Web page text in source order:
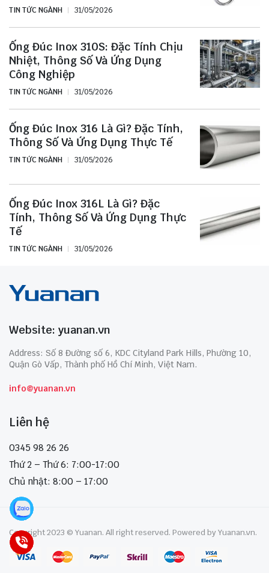
TIN TỨC NGÀNH 31/05/2026
Ống Đúc Inox 310S: Đặc Tính Chịu
Nhiệt, Thông Số Và Ứng Dụng
Công Nghiệp
TIN TỨC NGÀNH 31/05/2026
Ống Đúc Inox 316 Là Gì? Đặc Tính,
Thông Số Và Ứng Dụng Thực Tế
TIN TỨC NGÀNH 31/05/2026
Ống Đúc Inox 316L Là Gì? Đặc
Tính, Thông Số Và Ứng Dụng Thực
Tế
TIN TỨC NGÀNH 31/05/2026
Website: yuanan.vn
Address: Số 8 Đường số 6, KDC Cityland Park Hills, Phường 10,
Quận Gò Vấp, Thành phố Hồ Chí Minh, Việt Nam.
info@yuanan.vn
Liên hệ
0345 98 26 26
Thứ 2 – Thứ 6: 7:00-17:00
Chủ nhật: 8:00 – 17:00
Copyright 2023 © Yuanan. All right reserved. Powered by Yuanan.vn.